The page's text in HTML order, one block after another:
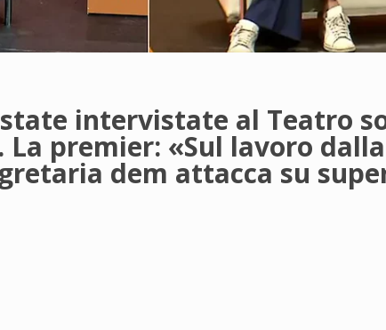
intervistate al Teatro
La premier: «Sul lavoro
dem attacca su